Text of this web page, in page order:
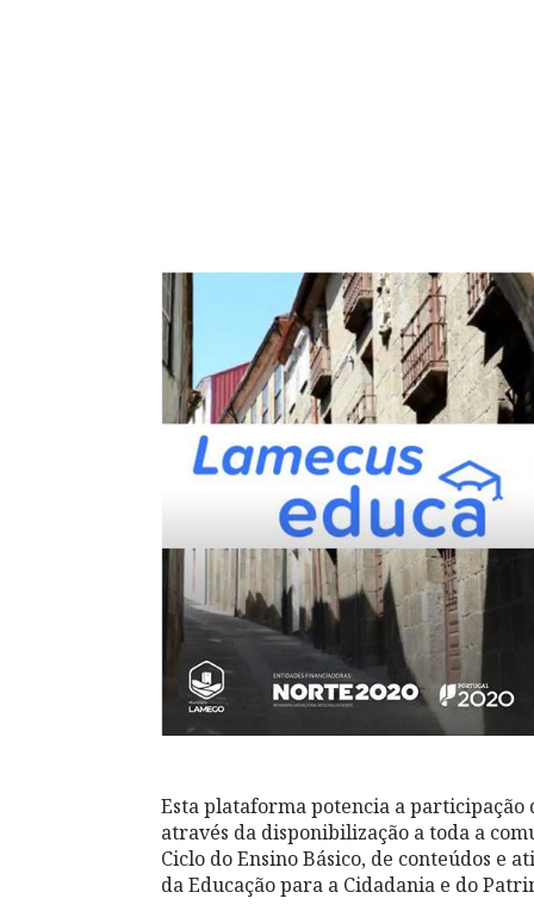
Esta plataforma potencia a participação
através da disponibilização a toda a
Ciclo do Ensino Básico, de conteúdos e
da Educação para a Cidadania e do